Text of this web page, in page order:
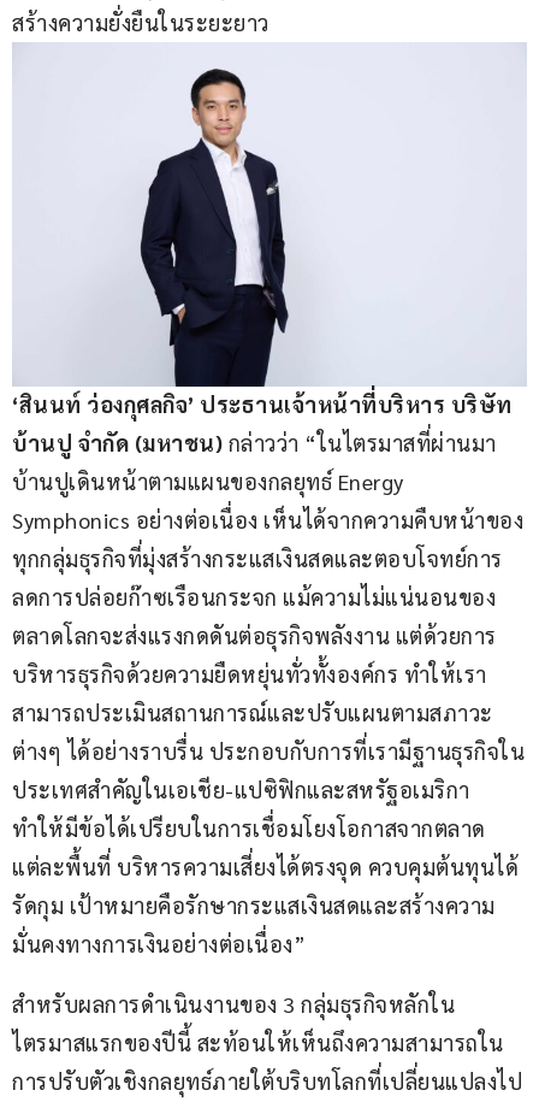
สร้างความยั่งยืนในระยะยาว
‘สินนท์ ว่องกุศลกิจ’ ประธานเจ้าหน้าที่บริหาร บริษัท
บ้านปู จำกัด (มหาชน) กล่าวว่า “ในไตรมาสที่ผ่านมา
บ้านปูเดินหน้าตามแผนของกลยุทธ์ Energy
Symphonics อย่างต่อเนื่อง เห็นได้จากความคืบหน้าของ
ทุกกลุ่มธุรกิจที่มุ่งสร้างกระแสเงินสดและตอบโจทย์การ
ลดการปล่อยก๊าซเรือนกระจก แม้ความไม่แน่นอนของ
ตลาดโลกจะส่งแรงกดดันต่อธุรกิจพลังงาน แต่ด้วยการ
บริหารธุรกิจด้วยความยืดหยุ่นทั่วทั้งองค์กร ทำให้เรา
สามารถประเมินสถานการณ์และปรับแผนตามสภาวะ
ต่างๆ ได้อย่างราบรื่น ประกอบกับการที่เรามีฐานธุรกิจใน
ประเทศสำคัญในเอเชีย-แปซิฟิกและสหรัฐอเมริกา
ทำให้มีข้อได้เปรียบในการเชื่อมโยงโอกาสจากตลาด
แต่ละพื้นที่ บริหารความเสี่ยงได้ตรงจุด ควบคุมต้นทุนได้
รัดกุม เป้าหมายคือรักษากระแสเงินสดและสร้างความ
มั่นคงทางการเงินอย่างต่อเนื่อง”
สำหรับผลการดำเนินงานของ 3 กลุ่มธุรกิจหลักใน
ไตรมาสแรกของปีนี้ สะท้อนให้เห็นถึงความสามารถใน
การปรับตัวเชิงกลยุทธ์ภายใต้บริบทโลกที่เปลี่ยนแปลงไป